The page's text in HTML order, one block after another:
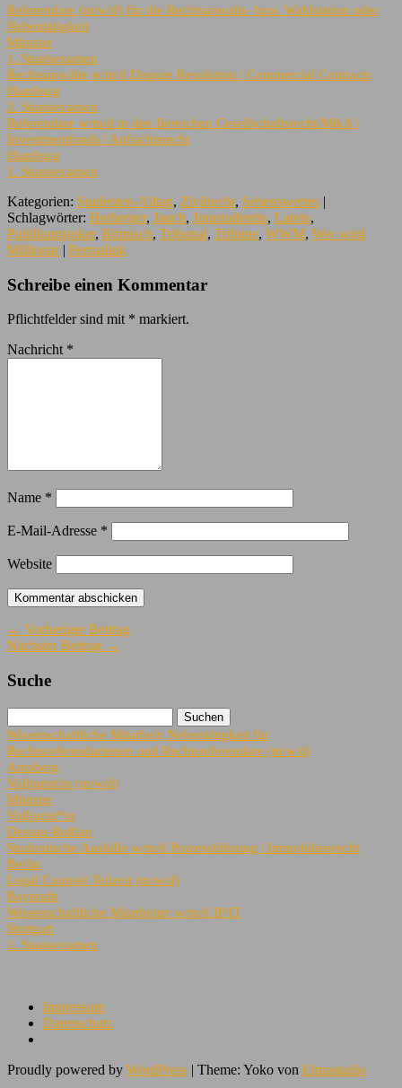
Referendare (m/w/d) für die Rechtsanwalts- bzw. Wahlstation oder
Nebentätigkeit
Münster
1. Staatsexamen
Rechtsanwälte w/m/d Dispute Resolution | Commercial Contracts
Hamburg
2. Staatsexamen
Referendare w/m/d in den Bereichen Gesellschaftsrecht/M&A |
Investmentfonds | Aufsichtsrecht
Hamburg
1. Staatsexamen
Kategorien: Studenten-Alltag, Zivilrecht, Sehenswertes |
Schlagwörter: Herberger, Jauch, Jurastudentin, Latein,
Publikumsjoker, Römisch, Tribunal, Tribüne, WWM, Wer wird
Millionär| Permalink
Schreibe einen Kommentar
Pflichtfelder sind mit * markiert.
Nachricht *
Name *
E-Mail-Adresse *
Website
← Vorheriger Beitrag
Nächster Beitrag →
Suche
Wissenschaftliche Mitarbeit; Nebentätigkeit für
Rechtsreferendarinnen und Rechtsreferendare (m/w/d)
Arnsberg
Volljurist/in (m/w/d)
Münster
Volljurist*in
Dessau-Roßlau
Studentische Aushilfe w/m/d Prozessführung | Immobilienrecht
Berlin
Legal Counsel Teilzeit (m/w/d)
Bayreuth
Wissenschaftliche Mitarbeiter w/m/d IP/IT
Stuttgart
1. Staatsexamen
Impressum
Datenschutz
Proudly powered by WordPress | Theme: Yoko von Elmastudio